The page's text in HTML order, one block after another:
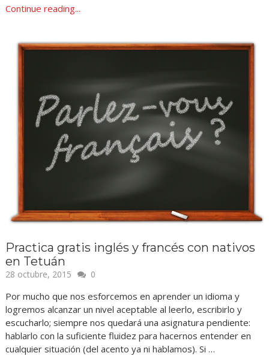
Continue reading...
Practica gratis inglés y francés con nativos
en Tetuán
28 octubre, 2015 0
Por mucho que nos esforcemos en aprender un idioma y
logremos alcanzar un nivel aceptable al leerlo, escribirlo y
escucharlo; siempre nos quedará una asignatura pendiente:
hablarlo con la suficiente fluidez para hacernos entender en
cualquier situación (del acento ya ni hablamos). Si …